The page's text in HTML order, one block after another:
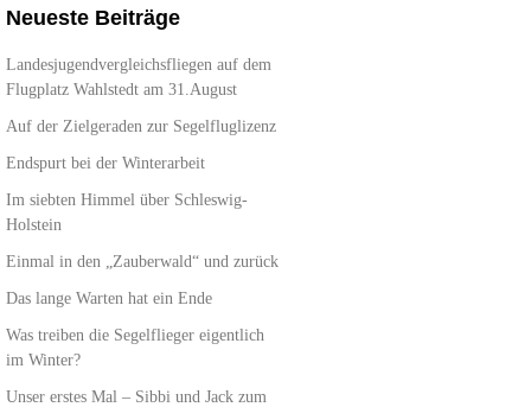
Neueste Beiträge
Landesjugendvergleichsfliegen auf dem
Flugplatz Wahlstedt am 31.August
Auf der Zielgeraden zur Segelfluglizenz
Endspurt bei der Winterarbeit
Im siebten Himmel über Schleswig-
Holstein
Einmal in den „Zauberwald“ und zurück
Das lange Warten hat ein Ende
Was treiben die Segelflieger eigentlich
im Winter?
Unser erstes Mal – Sibbi und Jack zum